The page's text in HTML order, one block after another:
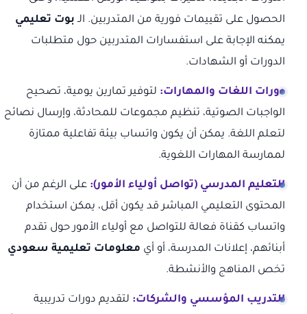
الحصول على تقييمات فورية من المتدربين. الـ بوت تعليمي
يمكنه الإجابة على استفسارات المتدربين حول متطلبات
الدورات أو الشهادات.
دورات اللغات والمهارات: لتوفير تمارين يومية، تصحيح
الواجبات الصوتية، تنظيم مجموعات للمحادثة، وإرسال نصائح
لتعلم اللغة. يمكن أن يكون واتساب بيئة تفاعلية ممتازة
لممارسة المهارات اللغوية.
التعليم المدرسي (تواصل أولياء الأمور): على الرغم من أن
المحتوى التعليمي المباشر قد يكون أقل، يمكن استخدام
واتساب كقناة فعالة للتواصل مع أولياء الأمور حول تقدم
أبنائهم، إعلانات المدرسة، أو أي معلومات تعليمية سعودي
تخص المناهج والأنشطة.
التدريب المؤسسي والشركات: لتقديم دورات تدريبية